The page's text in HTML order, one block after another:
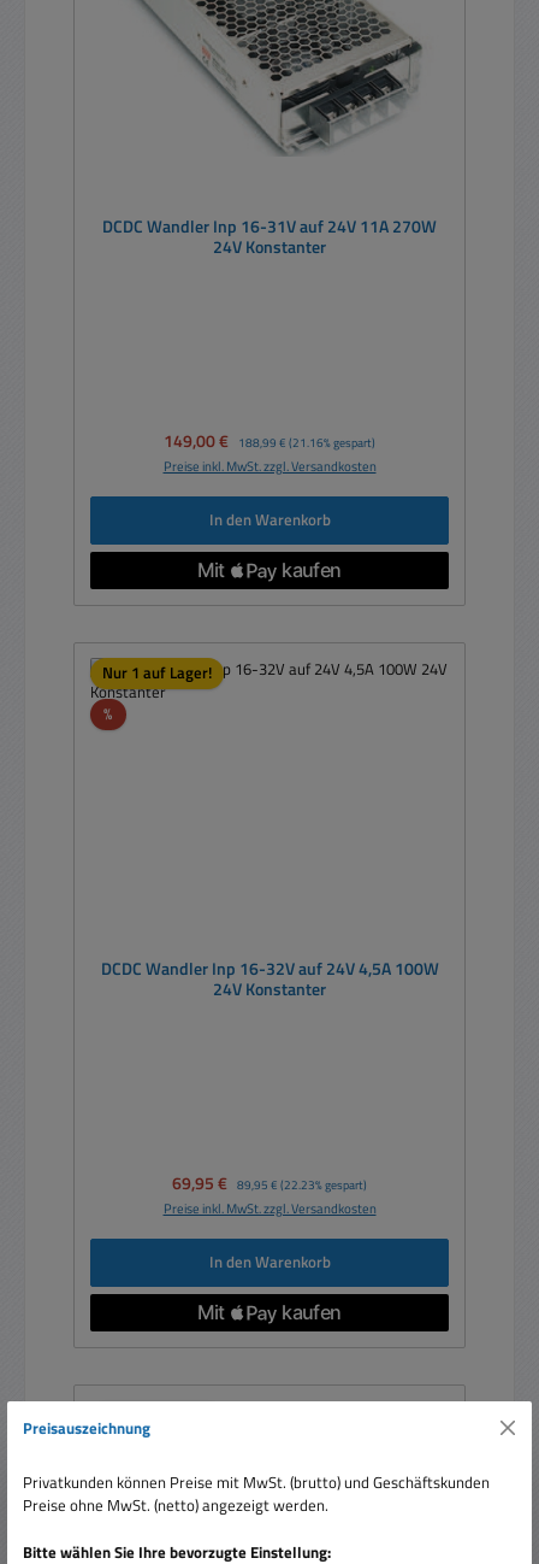
DCDC Wandler Inp 16-31V auf 24V 11A 270W
24V Konstanter
Verkaufspreis:
149,00 € Regulärer Preis:
188,99 € (21.16% gespart)
Preise inkl. MwSt. zzgl. Versandkosten
In den Warenkorb
Nur 1 auf Lager!
%Rabatt
DCDC Wandler Inp 16-32V auf 24V 4,5A 100W
24V Konstanter
Verkaufspreis:
69,95 € Regulärer Preis:
89,95 € (22.23% gespart)
Preise inkl. MwSt. zzgl. Versandkosten
In den Warenkorb
Preisauszeichnung
Privatkunden können Preise mit MwSt. (brutto) und Geschäftskunden
Preise ohne MwSt. (netto) angezeigt werden.
Bitte wählen Sie Ihre bevorzugte Einstellung: